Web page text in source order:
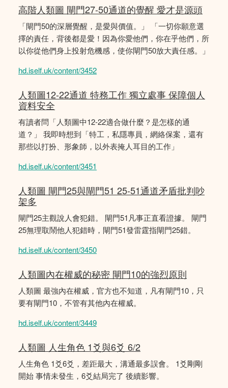
高階人類圖 閘門27-50通道的覺醒 愛才是源頭
「閘門50的深層覺醒，是愛與價值。」 「一切你願意選
擇的責任，背後都是愛！因為你愛他們，你在乎他們，所
以你從他們身上投射危機感，使你閘門50放大責任感。」
hd.iself.uk/content/3452
人類圖12-22通道 特務工作 獨立處事 保障個人
資料安全
有讀者問「人類圖中12-22適合做什麼？是怎樣的通
道？」 我即時想到「特工，私隱專員，網絡保案，還有
那些以打扮、形象師，以外表掩人耳目的工作」
hd.iself.uk/content/3451
人類圖 閘門25與閘門51 25-51通道矛盾批判吵
架多
閘門25主觀說人會犯錯。 閘門51凡事正直看證據。 閘門
25無理取鬧他人犯錯時，閘門51發雷霆指閘門25錯。
hd.iself.uk/content/3450
人類圖內在權威的秘密 閘門10的強烈原則
人類圖 最強內在權威，官方也不知道，凡有閘門10，只
要有閘門10，不管有其他內在權威。
hd.iself.uk/content/3449
人類圖 人生角色 1爻與6爻 6/2
人生角色 1爻6爻，差距最大，溝通最多誤會。 1爻剛剛
開始 事情未發生，6爻結局完了 後續影響。